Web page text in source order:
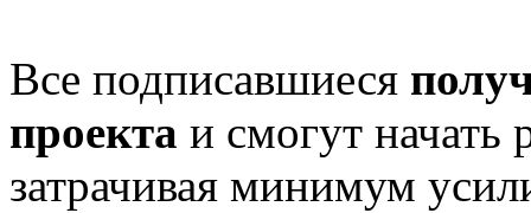
Все подписавшиеся
проекта и смогут начать
затрачивая минимум